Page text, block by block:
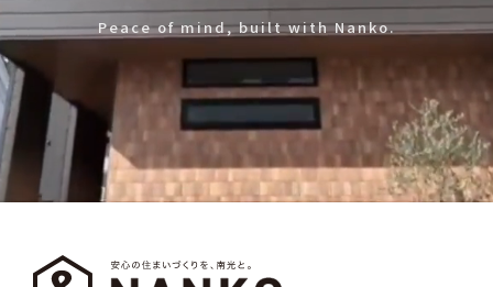
Peace of mind, built with Nanko.